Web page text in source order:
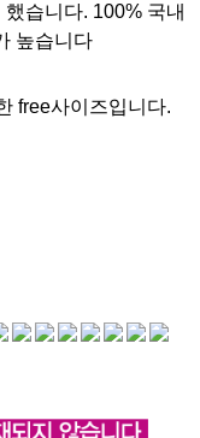
습니다. 100% 국내
높습니다
free사이즈입니다.